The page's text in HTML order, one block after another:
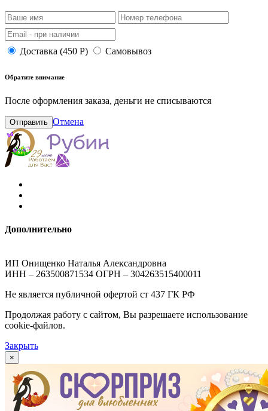
Доставка (450 Р) Самовывоз
Обратите внимание
После оформления заказа, деньги не списываются
Отправить Отмена
Дополнительно
ИП Онищенко Наталья Александровна
ИНН – 263500871534 ОГРН – 304263515400011
Не является публичной офертой ст 437 ГК РФ
Продолжая работу с сайтом, Вы разрешаете использование
cookie-файлов.
Закрыть
×